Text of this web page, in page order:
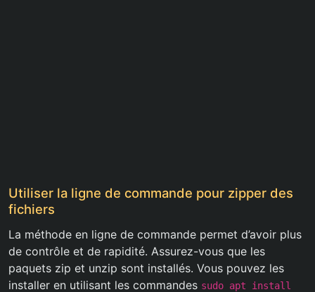
Utiliser la ligne de commande pour zipper des
fichiers
La méthode en ligne de commande permet d’avoir plus
de contrôle et de rapidité. Assurez-vous que les
paquets zip et unzip sont installés. Vous pouvez les
installer en utilisant les commandes sudo apt install